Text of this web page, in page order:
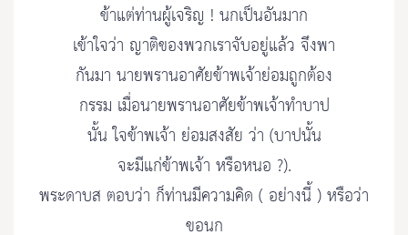
ข้าแต่ท่านผู้เจริญ ! นกเป็นอันมาก
เข้าใจว่า ญาติของพวกเราจับอยู่แล้ว จึงพา
กันมา นายพรานอาศัยข้าพเจ้าย่อมถูกต้อง
กรรม เมื่อนายพรานอาศัยข้าพเจ้าทำบาป
นั้น ใจข้าพเจ้า ย่อมสงสัย ว่า (บาปนั้น
จะมีแก่ข้าพเจ้า หรือหนอ ?).
พระดาบส ตอบว่า ก็ท่านมีความคิด ( อย่างนี้ ) หรือว่า
ขอนก